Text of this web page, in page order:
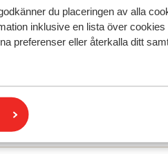
du placeringen av alla
inklusive en lista över
preferenser eller återkalla ditt
20
rust wil hebben vragen of ze de
willen zetten. Het is toch
rust wil hebben vragen of ze de
willen zetten. Het is toch